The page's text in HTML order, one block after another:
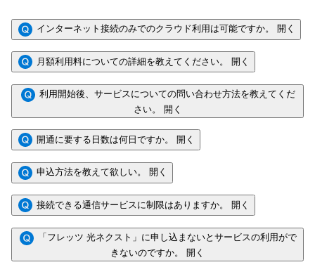
インターネット接続のみでのクラウド利用は可能ですか。 開く
月額利用料についての詳細を教えてください。 開く
利用開始後、サービスについての問い合わせ方法を教えてくだ
さい。
開く
開通に要する日数は何日ですか。 開く
申込方法を教えて欲しい。 開く
接続できる通信サービスに制限はありますか。 開く
「フレッツ 光ネクスト」に申し込まないとサービスの利用がで
きないのですか。
開く